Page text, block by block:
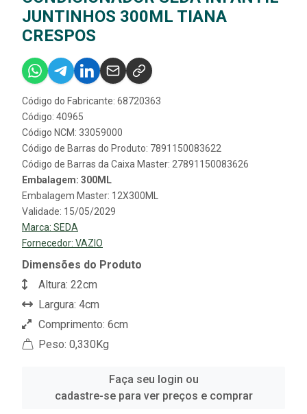
JUNTINHOS 300ML TIANA
CRESPOS
Código do Fabricante: 68720363
Código: 40965
Código NCM: 33059000
Código de Barras do Produto: 7891150083622
Código de Barras da Caixa Master: 27891150083626
Embalagem: 300ML
Embalagem Master: 12X300ML
Validade: 15/05/2029
Marca: SEDA
Fornecedor: VAZIO
Dimensões do Produto
Altura: 22cm
Largura: 4cm
Comprimento: 6cm
Peso: 0,330Kg
Faça seu login ou
cadastre-se para ver preços e comprar